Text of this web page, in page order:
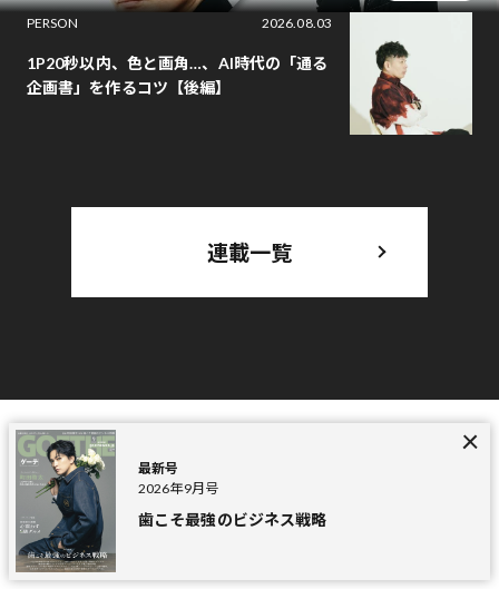
PERSON
2026.08.03
1P20秒以内、色と画角…、AI時代の「通る
企画書」を作るコツ【後編】
連載一覧
MAGAZINE最新号
2026年9月号
歯こそ最強のビジネス戦略
最新号
2026年9月号
歯こそ最強のビジネス戦略